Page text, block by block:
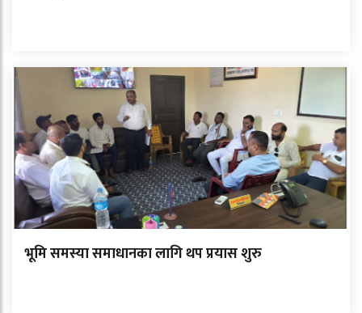
भूमि समस्या समाधानका लागि थप प्रयास शुरु